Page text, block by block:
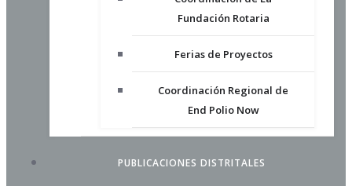
Fundación Rotaria
Ferias de Proyectos
Coordinación Regional de
End Polio Now
PUBLICACIONES DISTRITALES